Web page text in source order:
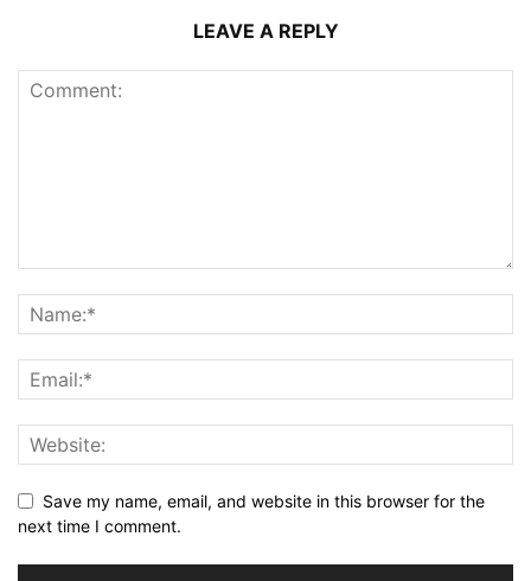
LEAVE A REPLY
Save my name, email, and website in this browser for the
next time I comment.